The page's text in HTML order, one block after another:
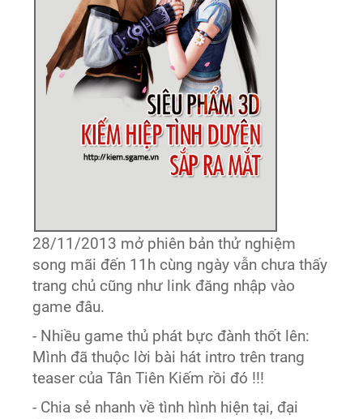
28/11/2013 mở phiên bản thử nghiệm
song mãi đến 11h cùng ngày vẫn chưa thấy
trang chủ cũng như link đăng nhập vào
game đâu.
- Nhiều game thủ phát bực đành thốt lên:
Mình đã thuộc lời bài hát intro trên trang
teaser của Tân Tiên Kiếm rồi đó !!!
- Chia sẻ nhanh về tình hình hiện tại, đại